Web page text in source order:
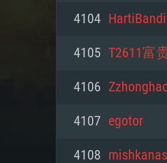
4104
4105 T2611富
4106
4107 egotor
4108